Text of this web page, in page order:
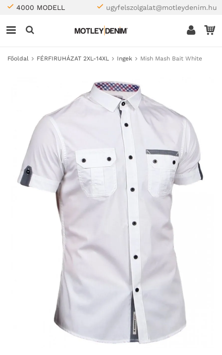
4000 MODELL ugyfelszolgalat@motleydenim.hu
Főoldal FÉRFIRUHÁZAT 2XL-14XL Ingek Mish Mash Bait White